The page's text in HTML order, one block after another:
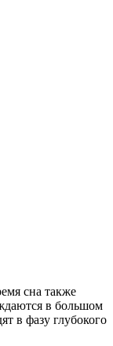
сна также
в большом
в фазу глубокого